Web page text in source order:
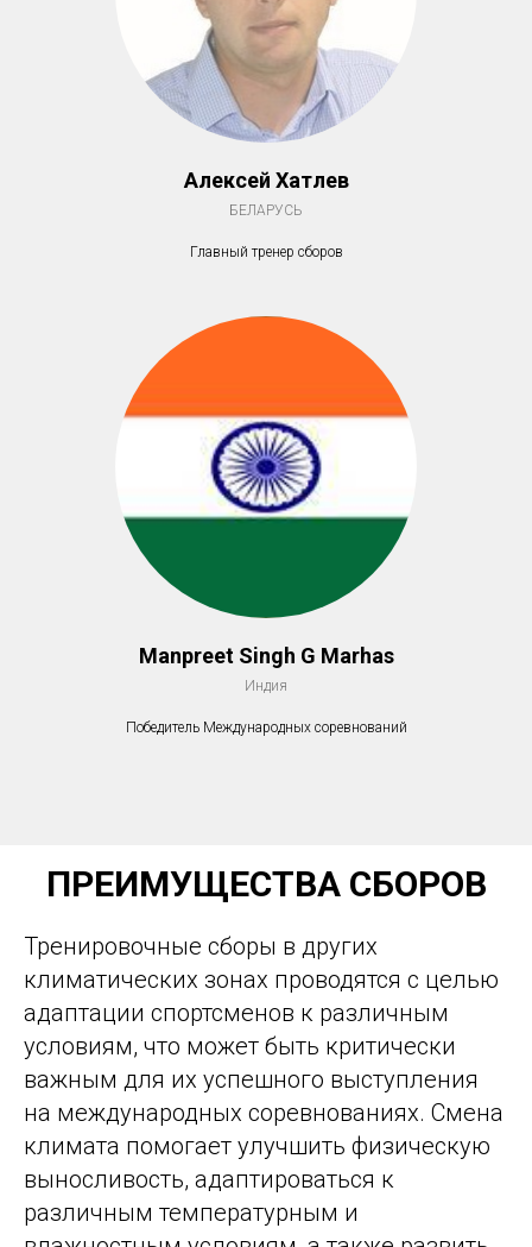
Алексей Хатлев
БЕЛАРУСЬ
Главный тренер сборов
Manpreet Singh G Marhas
Индия
Победитель Международных соревнований
ПРЕИМУЩЕСТВА СБОРОВ
Тренировочные сборы в других
климатических зонах проводятся с целью
адаптации спортсменов к различным
условиям, что может быть критически
важным для их успешного выступления
на международных соревнованиях. Смена
климата помогает улучшить физическую
выносливость, адаптироваться к
различным температурным и